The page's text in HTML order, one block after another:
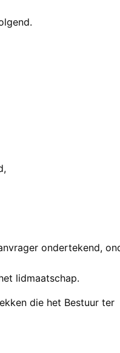
ondertekend,
lidmaatschap.
die het Bestuur ter